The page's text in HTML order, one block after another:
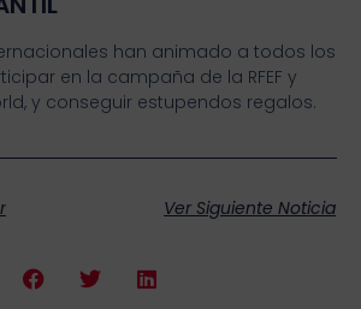
han animado a todos los
en la campaña de la RFEF y
y conseguir estupendos regalos.
Ver Siguiente Noticia